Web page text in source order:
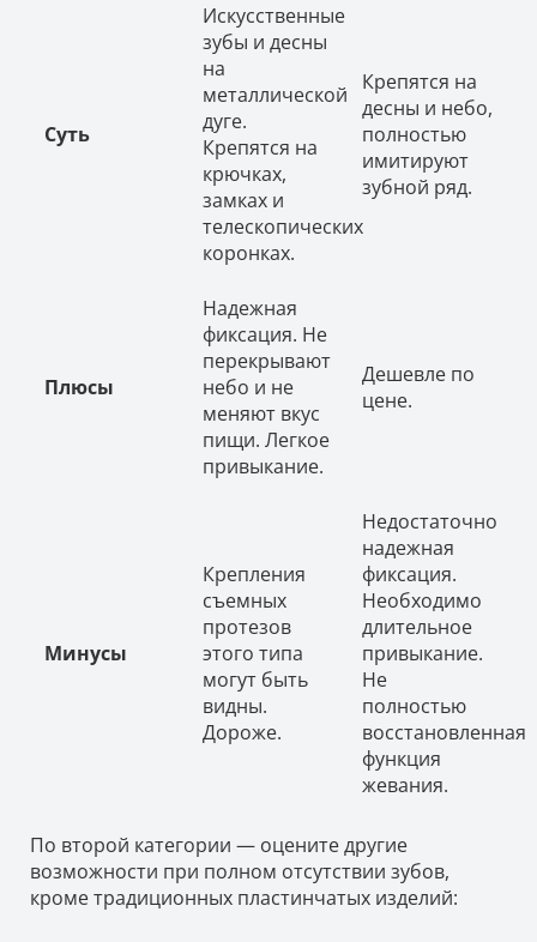
Суть
Искусственные
зубы и десны
на
металлической
дуге.
Крепятся на
крючках,
замках и
телескопических
коронках.
Крепятся на
десны и небо,
полностью
имитируют
зубной ряд.
Плюсы
Надежная
фиксация. Не
перекрывают
небо и не
меняют вкус
пищи. Легкое
привыкание.
Дешевле по
цене.
Минусы
Крепления
съемных
протезов
этого типа
могут быть
видны.
Дороже.
Недостаточно
надежная
фиксация.
Необходимо
длительное
привыкание.
Не
полностью
восстановленная
функция
жевания.
По второй категории — оцените другие
возможности при полном отсутствии зубов,
кроме традиционных пластинчатых изделий: